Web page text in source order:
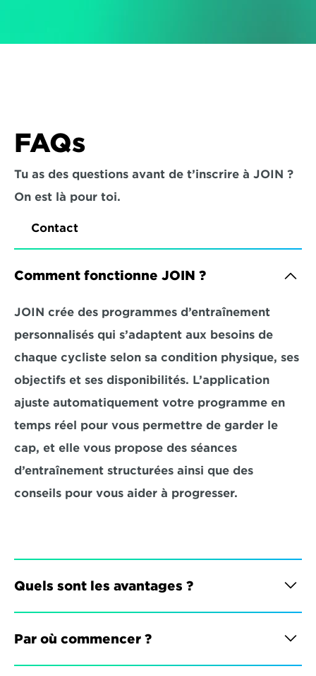
FAQs
Tu as des questions avant de t’inscrire à JOIN ?
On est là pour toi.
Contact
Comment fonctionne JOIN ?
JOIN crée des programmes d’entraînement
personnalisés qui s’adaptent aux besoins de
chaque cycliste selon sa condition physique, ses
objectifs et ses disponibilités. L’application
ajuste automatiquement votre programme en
temps réel pour vous permettre de garder le
cap, et elle vous propose des séances
d’entraînement structurées ainsi que des
conseils pour vous aider à progresser.
Quels sont les avantages ?
Par où commencer ?